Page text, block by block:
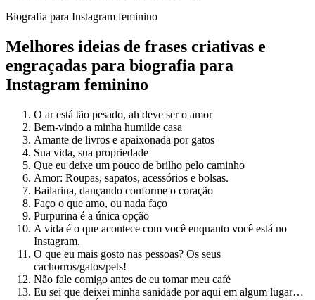
Biografia para Instagram feminino
Melhores ideias de frases criativas e
engraçadas para biografia para
Instagram feminino
O ar está tão pesado, ah deve ser o amor
Bem-vindo a minha humilde casa
Amante de livros e apaixonada por gatos
Sua vida, sua propriedade
Que eu deixe um pouco de brilho pelo caminho
Amor: Roupas, sapatos, acessórios e bolsas.
Bailarina, dançando conforme o coração
Faço o que amo, ou nada faço
Purpurina é a única opção
A vida é o que acontece com você enquanto você está no
Instagram.
O que eu mais gosto nas pessoas? Os seus
cachorros/gatos/pets!
Não fale comigo antes de eu tomar meu café
Eu sei que deixei minha sanidade por aqui em algum lugar…